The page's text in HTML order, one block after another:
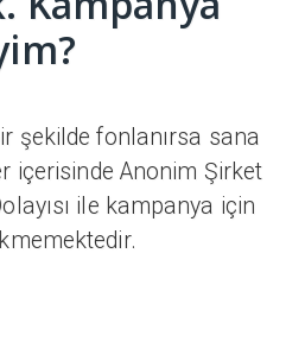
şekilde fonlanırsa sana
içerisinde Anonim Şirket
ile kampanya için